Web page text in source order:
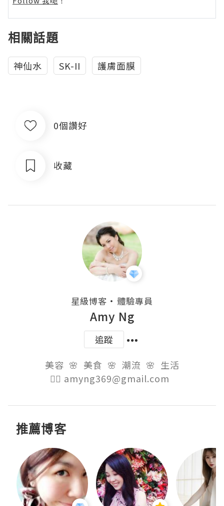
相關話題
神仙水 SK-II 護膚面膜
0個讚好
收藏
星級博客 ・ 體驗專員
Amy Ng
追蹤
美容  🌸  美食  🌸  潮流  🌸  生活
👉🏻 amyng369@gmail.com
推薦博客